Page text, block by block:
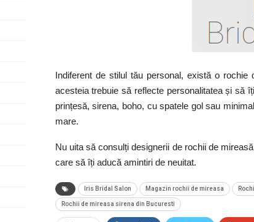
Indiferent de stilul tău personal, există o rochie
acesteia trebuie să reflecte personalitatea și să
prințesă, sirena, boho, cu spatele gol sau
mare.
Nu uita să consulți designerii de rochii de
care să îți aducă amintiri de neuitat.
Iris Bridal Salon Magazin rochii de mireasa
Rochii de mireasa sirena din Bucuresti